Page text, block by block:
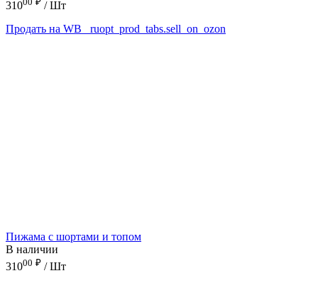
310
/ Шт
Продать на WB
_ruopt_prod_tabs.sell_on_ozon
Пижама с шортами и топом
В наличии
31000 ₽ / Шт